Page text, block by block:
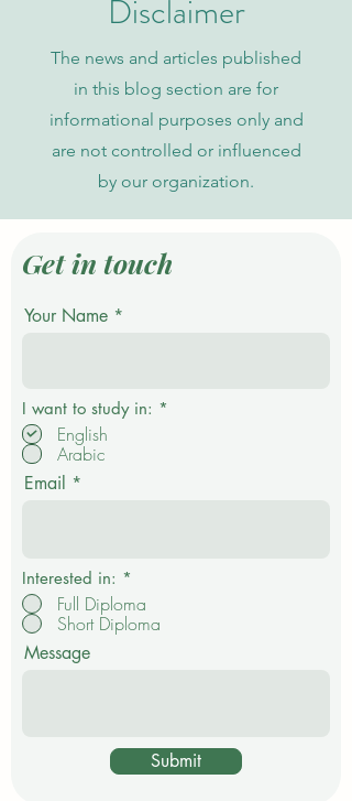
Disclaimer
The news and articles published
in this blog section are for
informational purposes only and
are not controlled or influenced
by our organization.
Get in touch
Your Name
I want to study in: *
English
Arabic
Email
Interested in: *
Full Diploma
Short Diploma
Message
Submit